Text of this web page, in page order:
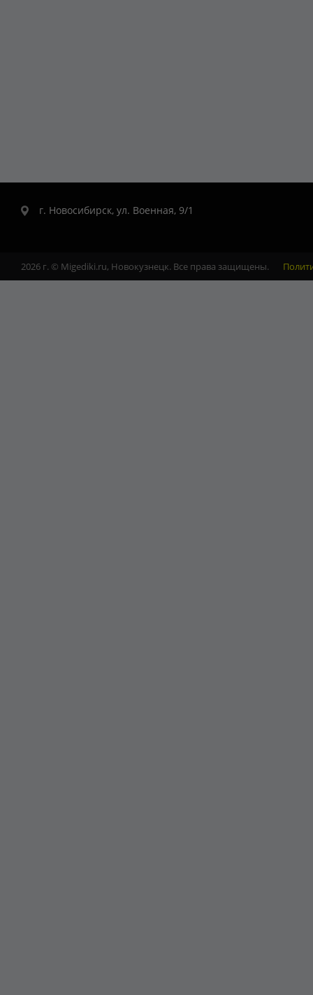
г. Новосибирск, ул. Военная, 9/1
2026 г. © Migediki.ru, Новокузнецк. Все права защищены.